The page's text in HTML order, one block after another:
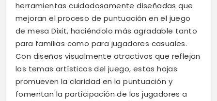
herramientas cuidadosamente diseñadas que
mejoran el proceso de puntuación en el juego
de mesa Dixit, haciéndolo más agradable tanto
para familias como para jugadores casuales.
Con diseños visualmente atractivos que reflejan
los temas artísticos del juego, estas hojas
promueven la claridad en la puntuación y
fomentan la participación de los jugadores a